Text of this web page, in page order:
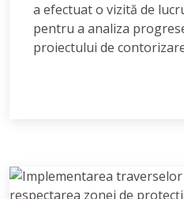
a efectuat o vizită de
pentru a analiza
proiectului de